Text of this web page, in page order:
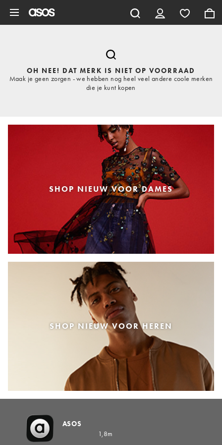
OH NEE! DAT MERK IS NIET OP VOORRAAD
Maak je geen zorgen - we hebben nog heel veel andere coole merken
die je kunt kopen
SHOP NIEUW VOOR DAMES
SHOP NIEUW VOOR HEREN
ASOS
1,8m